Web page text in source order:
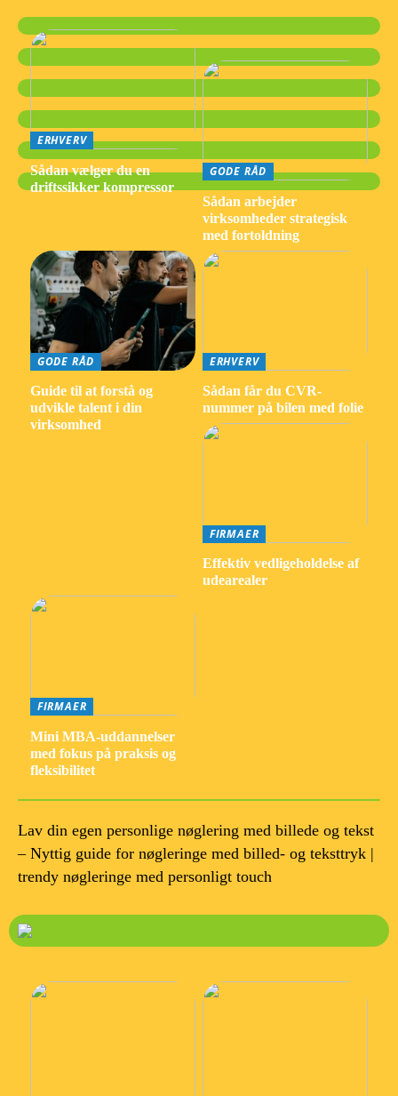
ERHVERV
Sådan vælger du en
driftssikker kompressor
GODE RÅD
Sådan arbejder
virksomheder strategisk
med fortoldning
GODE RÅD
Guide til at forstå og
udvikle talent i din
virksomhed
ERHVERV
Sådan får du CVR-
nummer på bilen med folie
FIRMAER
Effektiv vedligeholdelse af
udearealer
FIRMAER
Mini MBA-uddannelser
med fokus på praksis og
fleksibilitet
Lav din egen personlige nøglering med billede og tekst
– Nyttig guide for nøgleringe med billed- og teksttryk |
trendy nøgleringe med personligt touch